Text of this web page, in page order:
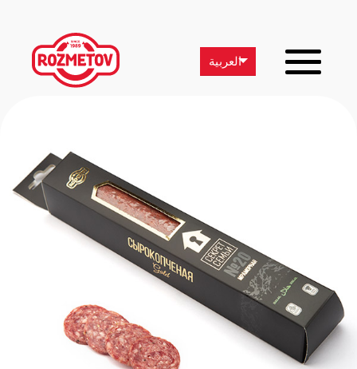
العربية